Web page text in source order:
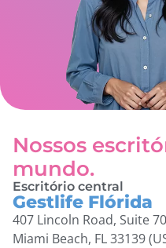
Nossos
mundo.
Escritório central
Gestlife Flórida
407 Lincoln Road, Suite
Miami Beach, FL 33139